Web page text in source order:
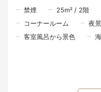
料理人が手をかけるひと手間
そして、お客様のもとへ届け
一皿の料理が生まれるまでに
料理を味わう時間だけでは
の会話、窓の向こうに広が
そのすべてが重なったとき
禁煙 25m² / 2階
コーナールーム
夜
客室風呂から景色